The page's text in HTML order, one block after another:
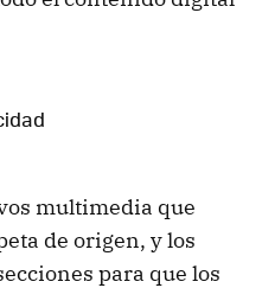
multimedia que
de origen, y los
para que los